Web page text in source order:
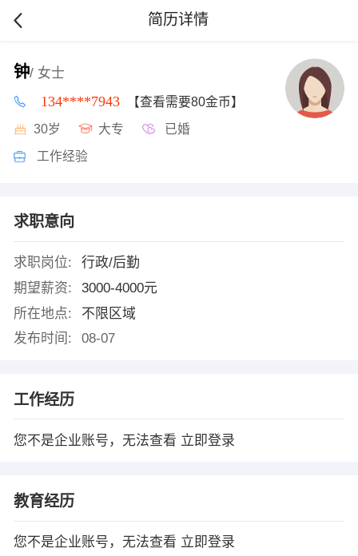
简历详情
钟/ 女士
134****7943 【查看需要80金币】
30岁 大专 已婚
工作经验
求职意向
求职岗位:
行政/后勤
期望薪资:
3000-4000元
所在地点:
不限区域
发布时间:
08-07
工作经历
您不是企业账号，无法查看 立即登录
教育经历
您不是企业账号，无法查看 立即登录